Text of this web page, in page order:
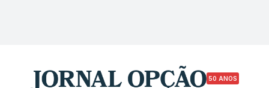
50 ANOS